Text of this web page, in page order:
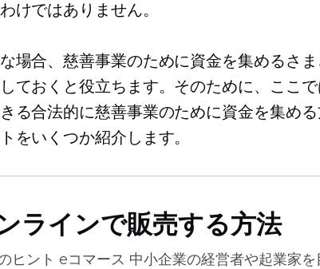
けではありません。
場合、慈善事業のために資金を集めるさ
ておくと役立ちます。そのために、ここ
る合法的に慈善事業のために資金を集め
をいくつか紹介します。
ラインで販売する方法
ヒント eコマース 中小企業の経営者や起業家